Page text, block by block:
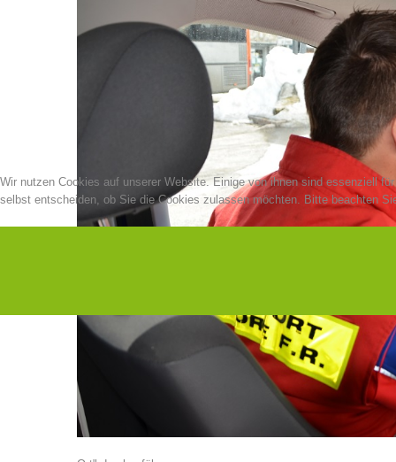
Wir nutzen Cookies auf unserer Website. Einige von ihnen sind essenziell
selbst entscheiden, ob Sie die Cookies zulassen möchten. Bitte beachten